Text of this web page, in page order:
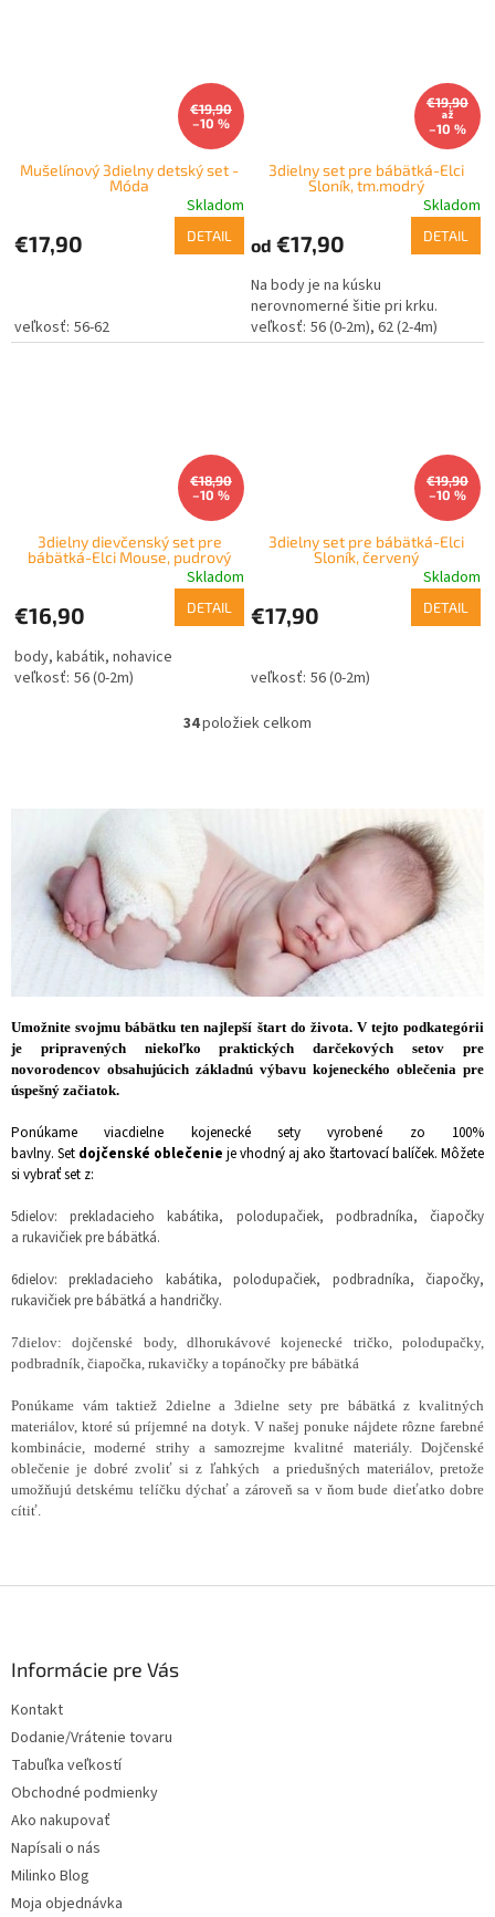
€19,90
–10 %
Mušelínový 3dielny detský set -
Móda
Skladom
€17,90 DETAIL
56-62
€19,90
až
–10 %
3dielny set pre bábätká-Elci
Sloník, tm.modrý
Skladom
od €17,90 DETAIL
Na body je na kúsku
nerovnomerné šitie pri krku.
56 (0-2m) 62 (2-4m)
€18,90
–10 %
3dielny dievčenský set pre
bábätká-Elci Mouse, pudrový
Skladom
€16,90 DETAIL
body, kabátik, nohavice
56 (0-2m)
€19,90
–10 %
3dielny set pre bábätká-Elci
Sloník, červený
Skladom
€17,90 DETAIL
56 (0-2m)
O
c
i
e
p
v
ý
p
u
34položiek celkom
Umožnite svojmu bábätku ten najlepší štart do života. V tejto podkategórii
je pripravených niekoľko praktických darčekových setov pre
novorodencov obsahujúcich základnú výbavu kojeneckého oblečenia pre
úspešný začiatok.
Ponúkame viacdielne kojenecké sety vyrobené zo 100%
bavlny. Set dojčenské oblečenie je vhodný aj ako štartovací balíček. Môžete
si vybrať set z:
5dielov: prekladacieho kabátika, polodupačiek, podbradníka, čiapočky
a rukavičiek pre bábätká.
6dielov: prekladacieho kabátika, polodupačiek, podbradníka, čiapočky,
rukavičiek pre bábätká a handričky.
7dielov: dojčenské body, dlhorukávové kojenecké tričko, polodupačky,
podbradník, čiapočka, rukavičky a topánočky pre bábätká
Ponúkame vám taktiež 2dielne a 3dielne sety pre bábätká z kvalitných
materiálov, ktoré sú príjemné na dotyk. V našej ponuke nájdete rôzne farebné
kombinácie, moderné strihy a samozrejme kvalitné materiály. Dojčenské
oblečenie je dobré zvoliť si z ľahkých a priedušných materiálov, pretože
umožňujú detskému telíčku dýchať a zároveň sa v ňom bude dieťatko dobre
cítiť.
Informácie pre Vás
Kontakt
Dodanie/Vrátenie tovaru
Tabuľka veľkostí
Obchodné podmienky
Ako nakupovať
Napísali o nás
Milinko Blog
Moja objednávka